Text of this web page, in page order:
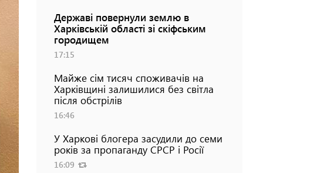
Державі повернули землю в
Харківській області зі скіфським
городищем
17:15
Майже сім тисяч споживачів на
Харківщині залишилися без світла
після обстрілів
16:46
У Харкові блогера засудили до семи
років за пропаганду СРСР і Росії
16:09